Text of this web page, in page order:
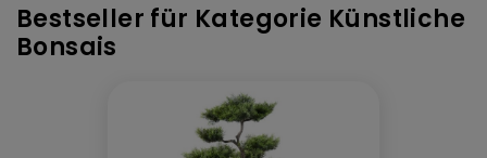
Bestseller für Kategorie Künstliche
Bonsais